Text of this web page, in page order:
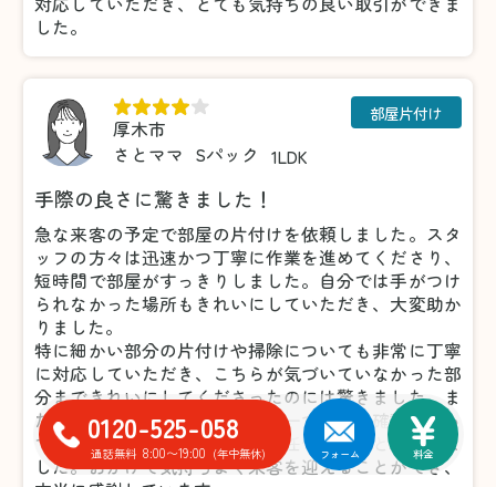
した。
厚木市
さとママ Sパック 1LDK
部屋片付け
手際の良さに驚きました！
急な来客の予定で部屋の片付けを依頼しました。スタ
ッフの方々は迅速かつ丁寧に作業を進めてくださり、
短時間で部屋がすっきりしました。自分では手がつけ
られなかった場所もきれいにしていただき、大変助か
りました。
特に細かい部分の片付けや掃除についても非常に丁寧
に対応していただき、こちらが気づいていなかった部
分まできれいにしてくださったのには驚きました。ま
た、不要品の仕分けについても一つひとつ確認を取っ
てくださったため、安心してお任せすることができま
した。おかげで気持ちよく来客を迎えることができ、
0120-525-058
通話無料 8:00〜19:00 (年中無休) フォーム 料金